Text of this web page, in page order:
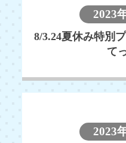
2023
8/3.24夏休み特別
て
2023